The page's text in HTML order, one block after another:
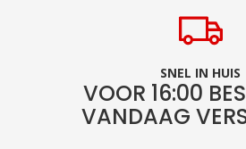
SNEL IN HUIS
VOOR 16:00
VANDAAG